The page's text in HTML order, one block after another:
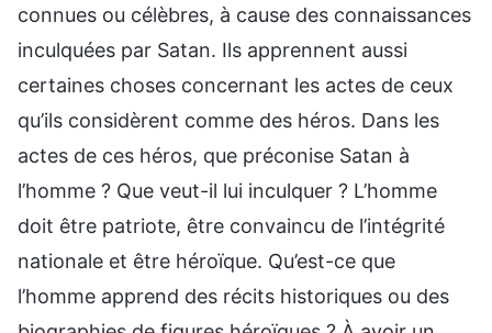
connues ou célèbres, à cause des connaissances
inculquées par Satan. Ils apprennent aussi
certaines choses concernant les actes de ceux
qu’ils considèrent comme des héros. Dans les
actes de ces héros, que préconise Satan à
l’homme ? Que veut-il lui inculquer ? L’homme
doit être patriote, être convaincu de l’intégrité
nationale et être héroïque. Qu’est-ce que
l’homme apprend des récits historiques ou des